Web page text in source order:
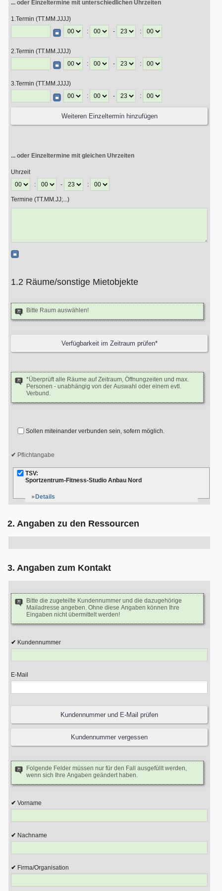
... oder Einzeltermine mit unterschiedlichen Uhrzeiten
1.Termin (TT.MM.JJJJ)
:
- :
2.Termin (TT.MM.JJJJ)
:
- :
3.Termin (TT.MM.JJJJ)
:
- :
... oder Einzeltermine mit gleichen Uhrzeiten
Uhrzeit
:
- :
Termine (TT.MM.JJ;...)
1.2 Räume/sonstige Mietobjekte
Bitte Raum auswählen!
*Überprüft alle Räume auf Zeitraum, Öffnungzeiten und max.
Personen - unabhängig von der Auswahl oder einem evtl.
Verbund.
Sollen miteinander verbunden sein, sofern möglich.
Pflichtangabe
TSV:
Sportzentrum-Fitness-Studio Anbau Nord
Details
2. Angaben zu den Ressourcen
3. Angaben zum Kontakt
Bitte die zugeteilte Kundennummer und die dazugehörige
Mailadresse angeben. Ohne diese Angaben können Ihre
Eingaben nicht übermittelt werden!
Kundennummer
E-Mail
Folgende Felder müssen nur für den Fall ausgefüllt werden,
wenn sich Ihre Angaben geändert haben.
Vorname
Nachname
Firma/Organisation